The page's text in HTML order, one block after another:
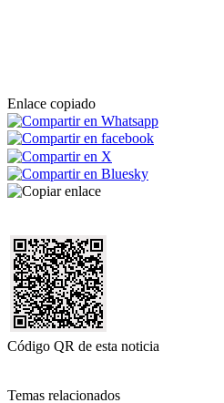
Enlace copiado
Código QR de esta noticia
Temas relacionados